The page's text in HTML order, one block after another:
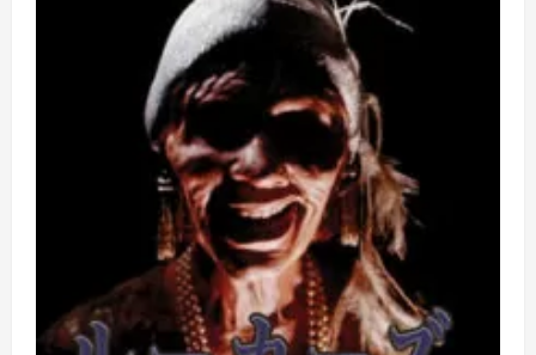
に
つ
い
て
さ
ら
に
読
む